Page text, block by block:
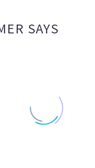
SAYS